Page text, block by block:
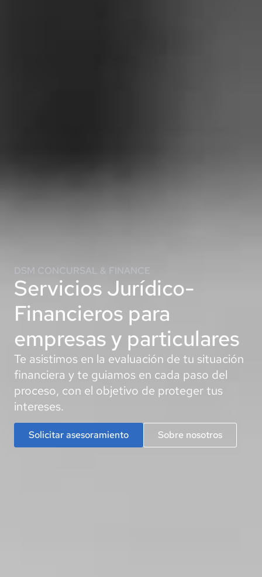
DSM CONCURSAL & FINANCE
Servicios Jurídico-
Financieros para
empresas y particulares
Te asistimos en la evaluación de tu situación
financiera y te guiamos en cada paso del
proceso, con el objetivo de proteger tus
intereses.
Solicitar asesoramiento Sobre nosotros